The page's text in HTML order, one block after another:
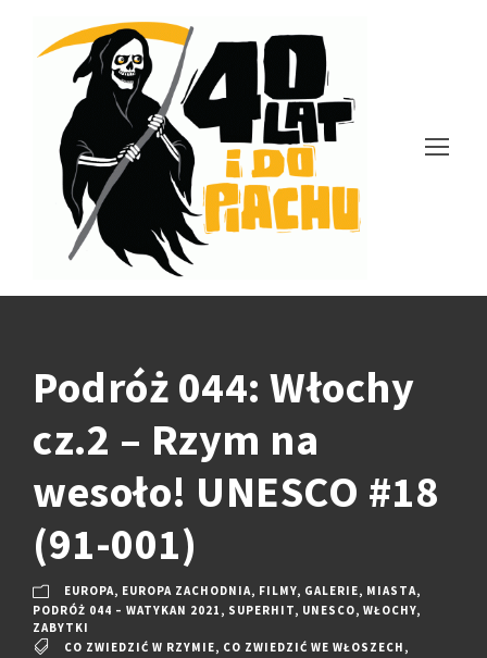
Podróż 044: Włochy
cz.2 – Rzym na
wesoło! UNESCO #18
(91-001)
EUROPA, EUROPA ZACHODNIA, FILMY, GALERIE, MIASTA,
PODRÓŻ 044 – WATYKAN 2021 , SUPERHIT, UNESCO, WŁOCHY,
ZABYTKI
CO ZWIEDZIĆ W RZYMIE, CO ZWIEDZIĆ WE WŁOSZECH ,